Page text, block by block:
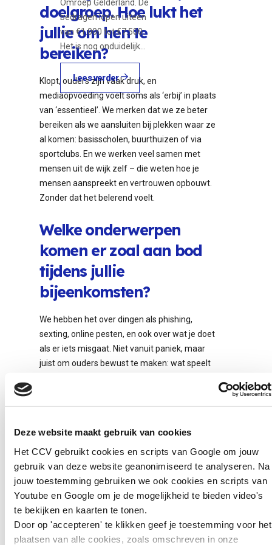
Deze website maakt gebruik van cookies
Het CCV gebruikt cookies en scripts van Google om jouw
gebruik van deze website geanonimiseerd te analyseren. Na
jouw toestemming gebruiken we ook cookies en scripts van
Youtube en Google om je de mogelijkheid te bieden video's
te bekijken en kaarten te tonen.
Door op 'accepteren' te klikken geef je toestemming voor het
plaatsen van alle cookies, zoals omschreven in onze
doelgroep. Hoe lukt het
jullie om hen te
bereiken?
Klopt, ouders zijn vaak druk, en
mediaopvoeding voelt soms als ‘erbij’ in plaats
van ‘essentieel’. We merken dat we ze beter
bereiken als we aansluiten bij plekken waar ze
al komen: basisscholen, buurthuizen of via
sportclubs. En we werken veel samen met
mensen uit de wijk zelf – die weten hoe je
mensen aanspreekt en vertrouwen opbouwt.
Zonder dat het belerend voelt.
Welke onderwerpen
komen er zoal aan bod
tijdens jullie
bijeenkomsten?
We hebben het over dingen als phishing,
sexting, online pesten, en ook over wat je doet
als er iets misgaat. Niet vanuit paniek, maar
juist om ouders bewust te maken: wat speelt
alles te snappen van Snapchat of Roblox,
Hoe ziet de opbouw van
het project er verder uit?
We zijn gestart met een algemene kick-
offbijeenkomst, waarbij we het bewust wat
breder hielden. Ouders konden daar terecht
Omroep Gelderland. De
bedragen lopen uiteen
van €1.000 tot €7.500.
Het is nog onduidelijk…
Lees verder